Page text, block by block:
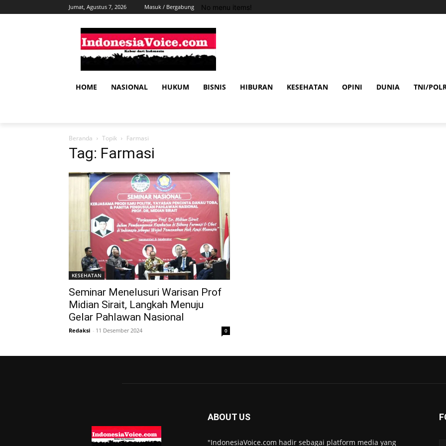
Jumat, Agustus 7, 2026 Masuk / Bergabung No menu items!
HOME NASIONAL HUKUM BISNIS HIBURAN KESEHATAN OPINI DUNIA TNI/
Beranda Topik Farmasi
Tag: Farmasi
KESEHATAN
Seminar Menelusuri Warisan Prof
Midian Sirait, Langkah Menuju
Gelar Pahlawan Nasional
Redaksi - 11 Desember 2024 0
ABOUT US
"IndonesiaVoice.com hadir sebagai platform media yang